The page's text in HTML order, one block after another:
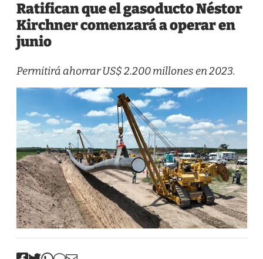
Ratifican que el gasoducto Néstor
Kirchner comenzará a operar en
junio
Permitirá ahorrar US$ 2.200 millones en 2023.